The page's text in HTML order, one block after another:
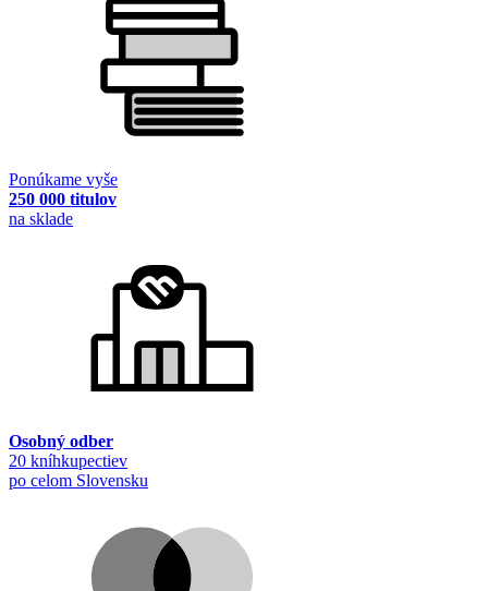
Ponúkame vyše
250 000 titulov
na sklade
Osobný odber
20 kníhkupectiev
po celom Slovensku